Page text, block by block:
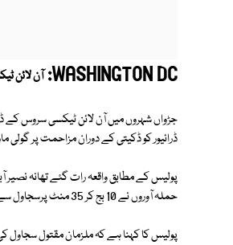
WASHINGTON DC: آن لائن
جڑواں شہروں میں آن لائن ٹیكسی سروس كے
ڈرائیور كو ڈكیتی كے دوران مزاحمت پر گولی
حملہ آوروں نے 10 بج کر 35 منٹ پرسجاول سے گاڑی چھیننے کی کوشش کی اورمزاحمت پر فائرنگ کرکے قتل کردیا۔
پولیس کا کہنا ہے کہ ملزمان مقتول سجاول